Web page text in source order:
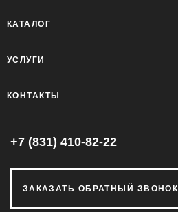
КАТАЛОГ
УСЛУГИ
КОНТАКТЫ
+7 (831) 410-82-22
ЗАКАЗАТЬ ОБРАТНЫЙ ЗВОНОК